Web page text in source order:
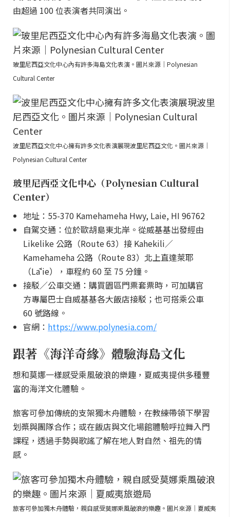
由超過 100 位表演者共同演出。
玻里尼西亞文化中心內有許多海島文化表演。圖片來源｜Polynesian
Cultural Center
波里尼西亞文化中心擁有許多文化表演展現波里尼西亞文化。圖片來源｜
Polynesian Cultural Center
玻里尼西亞文化中心（Polynesian Cultural
Center）
地址：55-370 Kamehameha Hwy, Laie, HI 96762
自駕交通：位於歐胡島東北岸。從威基基出發經由
Likelike 公路（Route 63）接 Kahekili／
Kamehameha 公路（Route 83）北上直達萊耶
（Lāʻie），車程約 60 至 75 分鐘。
接駁／公車交通：購買園區門票套票時，可加購官
方專屬巴士自威基基各大飯店接駁；也可搭乘公車
60 號路線。
官網： https://www.polynesia.com/
跟著《海洋奇緣》體驗海島文化
想和莫娜一樣感受乘風破浪的樂趣，夏威夷提供多種豐
富的海洋文化體驗。
旅客可參加傳統的支架獨木舟體驗，在教練帶領下學習
划槳與團隊合作；或在飯店與文化場館體驗呼拉舞入門
課程，透過手勢與歌謠了解在地人對自然、祖先的情
感。
旅客可參加獨木舟體驗，親自感受莫娜乘風破浪的樂趣。圖片來源｜夏威夷